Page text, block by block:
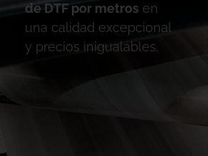
de DTF por metros en
una calidad excepcional
y precios inigualables.